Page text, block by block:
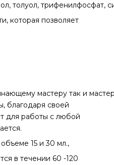
толуол, трифенилфосфат,
которая позволяет
мастеру так и
благодаря своей
для работы с любой
15 и 30 мл.,
в течении 60 -120